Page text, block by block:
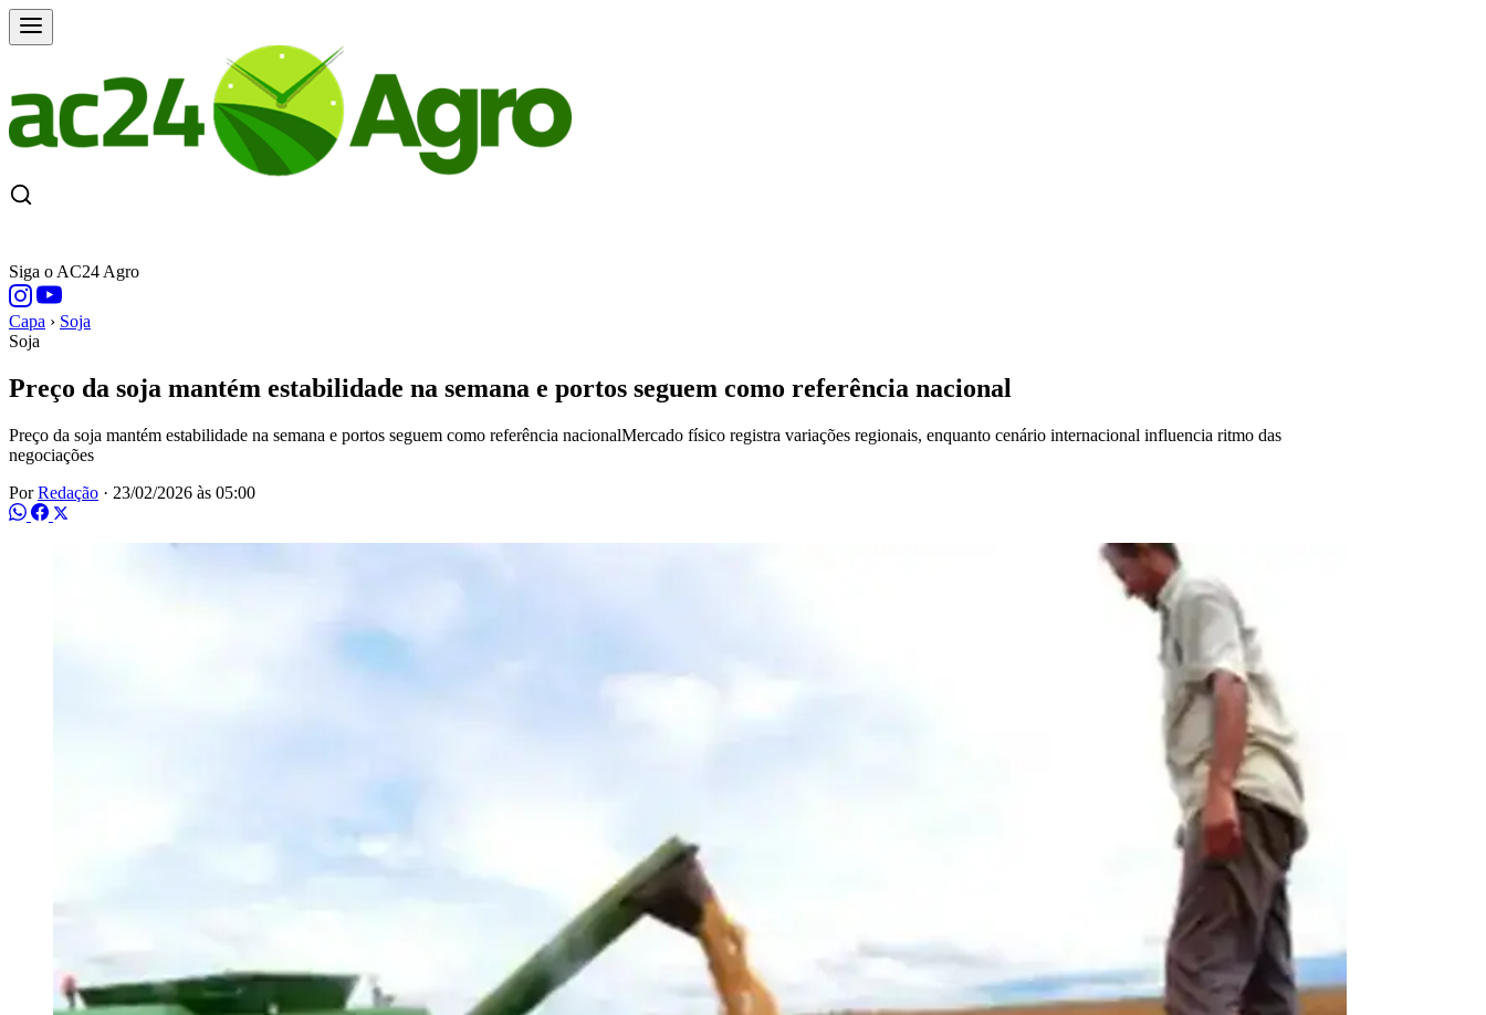
Siga o AC24 Agro
Capa › Soja
Soja
Preço da soja mantém estabilidade na semana e portos seguem como referência nacional
Preço da soja mantém estabilidade na semana e portos seguem como referência nacionalMercado físico registra variações regionais, enquanto cenário internacional influencia ritmo das
negociações
PorRedação · 23/02/2026 às 05:00